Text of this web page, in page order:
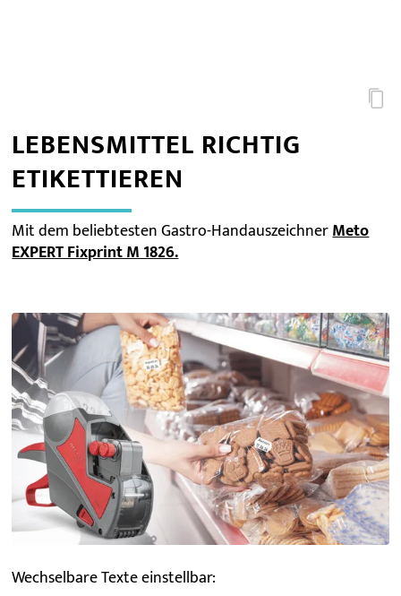
LEBENSMITTEL RICHTIG
ETIKETTIEREN
Mit dem beliebtesten Gastro-HandauszeichnerMeto
EXPERT Fixprint M 1826.
Wechselbare Texte einstellbar: